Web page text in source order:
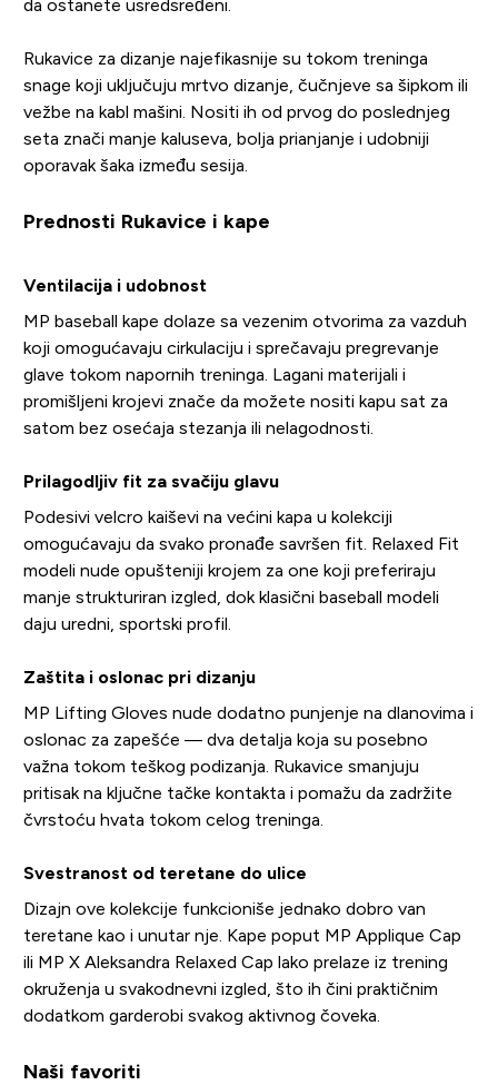
da ostanete usredsređeni.
Rukavice za dizanje najefikasnije su tokom treninga
snage koji uključuju mrtvo dizanje, čučnjeve sa šipkom ili
vežbe na kabl mašini. Nositi ih od prvog do poslednjeg
seta znači manje kaluseva, bolja prianjanje i udobniji
oporavak šaka između sesija.
Prednosti Rukavice i kape
Ventilacija i udobnost
MP baseball kape dolaze sa vezenim otvorima za vazduh
koji omogućavaju cirkulaciju i sprečavaju pregrevanje
glave tokom napornih treninga. Lagani materijali i
promišljeni krojevi znače da možete nositi kapu sat za
satom bez osećaja stezanja ili nelagodnosti.
Prilagodljiv fit za svačiju glavu
Podesivi velcro kaiševi na većini kapa u kolekciji
omogućavaju da svako pronađe savršen fit. Relaxed Fit
modeli nude opušteniji krojem za one koji preferiraju
manje strukturiran izgled, dok klasični baseball modeli
daju uredni, sportski profil.
Zaštita i oslonac pri dizanju
MP Lifting Gloves nude dodatno punjenje na dlanovima i
oslonac za zapešće — dva detalja koja su posebno
važna tokom teškog podizanja. Rukavice smanjuju
pritisak na ključne tačke kontakta i pomažu da zadržite
čvrstoću hvata tokom celog treninga.
Svestranost od teretane do ulice
Dizajn ove kolekcije funkcioniše jednako dobro van
teretane kao i unutar nje. Kape poput MP Applique Cap
ili MP X Aleksandra Relaxed Cap lako prelaze iz trening
okruženja u svakodnevni izgled, što ih čini praktičnim
dodatkom garderobi svakog aktivnog čoveka.
Naši favoriti